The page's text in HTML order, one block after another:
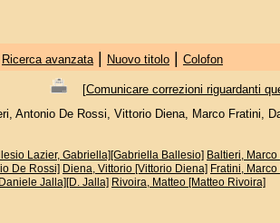
Ricerca avanzata| Nuovo titolo| Colofon
[Comunicare correzioni riguardanti
Antonio De Rossi, Vittorio Diena, Marco Fratini,
Lazier, Gabriella][Gabriella Ballesio] Baltieri,
De Rossi] Diena, Vittorio [Vittorio Diena] Fratini,
Jalla][D. Jalla] Rivoira, Matteo [Matteo Rivoira]